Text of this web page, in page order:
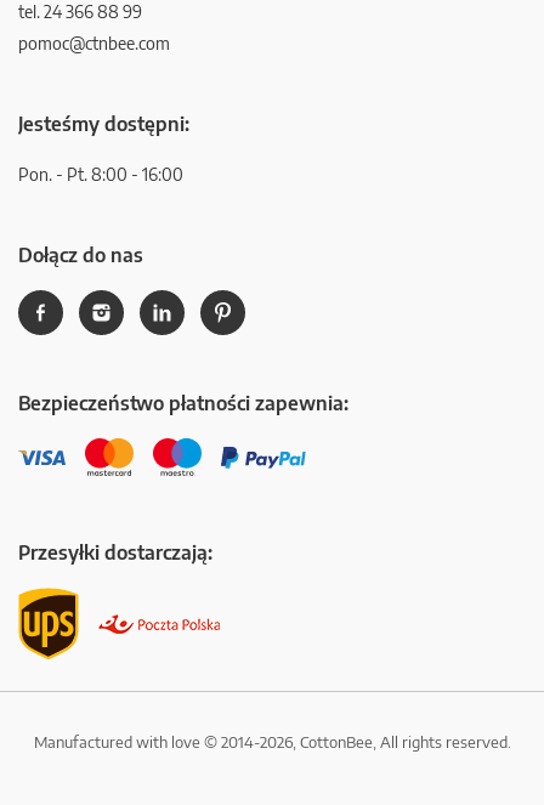
tel. 24 366 88 99
pomoc@ctnbee.com
Jesteśmy dostępni:
Pon. - Pt. 8:00 - 16:00
Dołącz do nas
Bezpieczeństwo płatności zapewnia:
Przesyłki dostarczają:
Manufactured with love © 2014-2026, CottonBee, All rights reserved.